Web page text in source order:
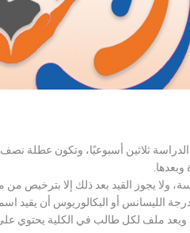
ثلاثين أسبوعيًا، وتكون عطلة
وبعدها.
ولا يجوز القيد بعد ذلك إلا بترخيص
الليسانس أو البكالوريوس أن
ويعد ملف لكل طالب في الكلية يحتوي